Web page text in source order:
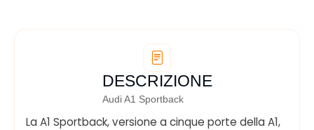
DESCRIZIONE
Audi A1 Sportback
La A1 Sportback, versione a cinque porte della A1,